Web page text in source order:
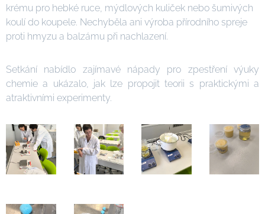
krému pro hebké ruce, mýdlových kuliček nebo šumivých
koulí do koupele. Nechyběla ani výroba přírodního spreje
proti hmyzu a balzámu při nachlazení.
Setkání nabídlo zajímavé nápady pro zpestření výuky
chemie a ukázalo, jak lze propojit teorii s praktickými a
atraktivními experimenty.